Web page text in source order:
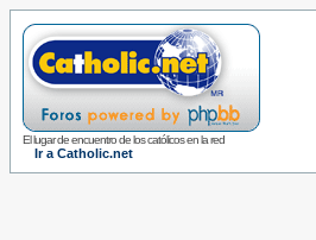
El lugar de encuentro de los católicos en la red
Ir a Catholic.net